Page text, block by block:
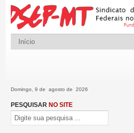
Domingo, 9 de agosto de 2026
PESQUISAR NO SITE